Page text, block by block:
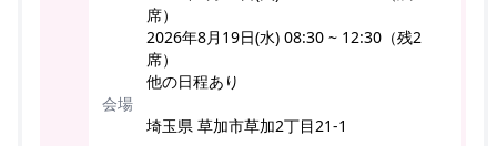
席）
2026年8月19日(水) 08:30 ~ 12:30（残2
席）
他の日程あり
会場
埼玉県 草加市草加2丁目21-1